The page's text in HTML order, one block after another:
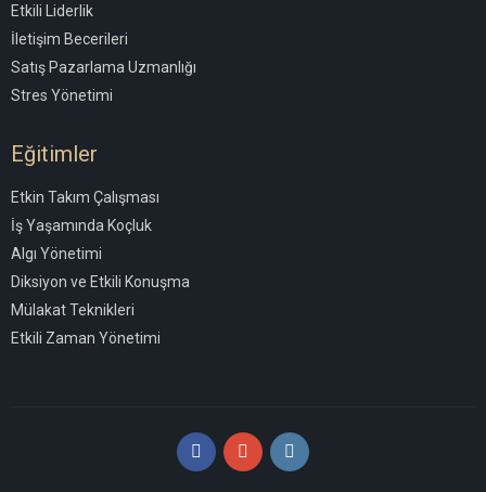
Etkili Liderlik
İletişim Becerileri
Satış Pazarlama Uzmanlığı
Stres Yönetimi
Eğitimler
Etkin Takım Çalışması
İş Yaşamında Koçluk
Algı Yönetimi
Diksiyon ve Etkili Konuşma
Mülakat Teknikleri
Etkili Zaman Yönetimi